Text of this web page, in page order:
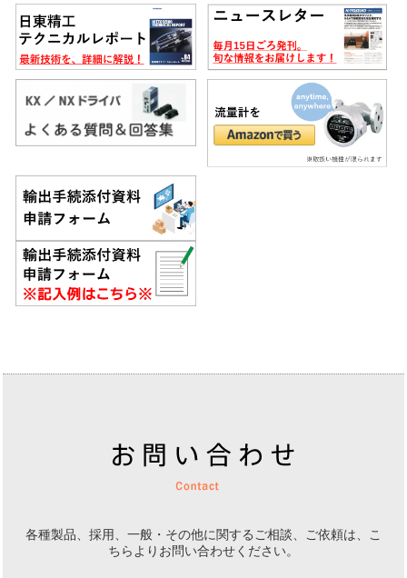
各種製品、採用、一般・その他に関するご相談、ご依頼は、
こ
ちらよりお問い合わせください。